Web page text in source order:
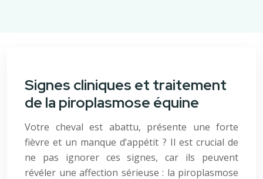
Signes cliniques et traitement
de la piroplasmose équine
Votre cheval est abattu, présente une forte
fièvre et un manque d’appétit ? Il est crucial de
ne pas ignorer ces signes, car ils peuvent
révéler une affection sérieuse : la piroplasmose